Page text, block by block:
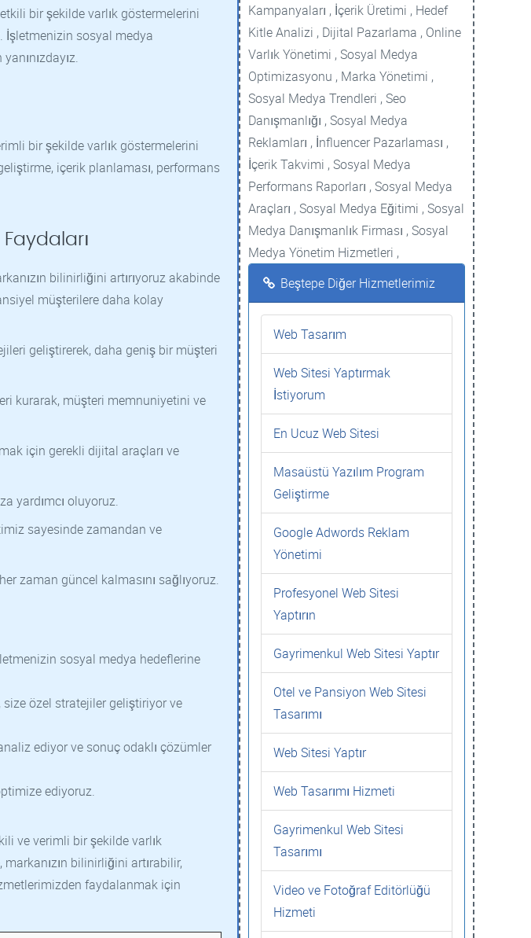
bir şekilde varlık göstermelerini
İşletmenizin sosyal medya
bir şekilde varlık göstermelerini
içerik planlaması, performans
bilinirliğini artırıyoruz akabinde
müşterilere daha kolay
geliştirerek, daha geniş bir müşteri
kurarak, müşteri memnuniyetini ve
için gerekli dijital araçları ve
yardımcı oluyoruz.
sayesinde zamandan ve
zaman güncel kalmasını sağlıyoruz.
sosyal medya hedeflerine
size özel stratejiler geliştiriyor ve
ediyor ve sonuç odaklı çözümler
ediyoruz.
ve verimli bir şekilde varlık
bilinirliğini artırabilir,
faydalanmak için
Kampanyaları , İçerik Üretimi , Hedef
Kitle Analizi , Dijital Pazarlama , Online
Varlık Yönetimi , Sosyal Medya
Optimizasyonu , Marka Yönetimi ,
Sosyal Medya Trendleri , Seo
Danışmanlığı , Sosyal Medya
Reklamları , İnfluencer Pazarlaması ,
İçerik Takvimi , Sosyal Medya
Performans Raporları , Sosyal Medya
Araçları , Sosyal Medya Eğitimi , Sosyal
Medya Danışmanlık Firması , Sosyal
Medya Yönetim Hizmetleri ,
Beştepe Diğer Hizmetlerimiz
Web Tasarım
Web Sitesi Yaptırmak
İstiyorum
En Ucuz Web Sitesi
Masaüstü Yazılım Program
Geliştirme
Google Adwords Reklam
Yönetimi
Profesyonel Web Sitesi
Yaptırın
Gayrimenkul Web Sitesi Yaptır
Otel ve Pansiyon Web Sitesi
Tasarımı
Web Sitesi Yaptır
Web Tasarımı Hizmeti
Gayrimenkul Web Sitesi
Tasarımı
Video ve Fotoğraf Editörlüğü
Hizmeti